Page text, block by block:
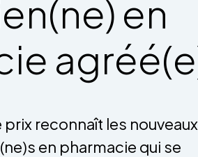
en
reconnaît les
en pharmacie qui se